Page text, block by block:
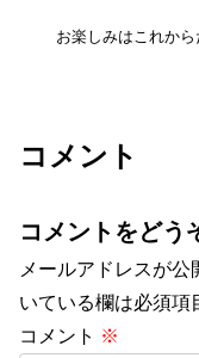
お楽しみはこれか
コメント
コメントをどう
メールアドレスが公
いている欄は必須項
コメント ※